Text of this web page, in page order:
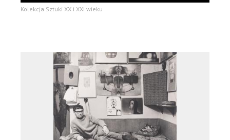
Kolekcja Sztuki XX i XXI wieku